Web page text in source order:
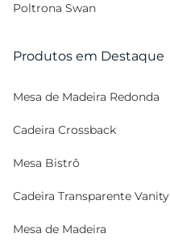
Poltrona Swan
Produtos em Destaque
Mesa de Madeira Redonda
Cadeira Crossback
Mesa Bistrô
Cadeira Transparente Vanity
Mesa de Madeira